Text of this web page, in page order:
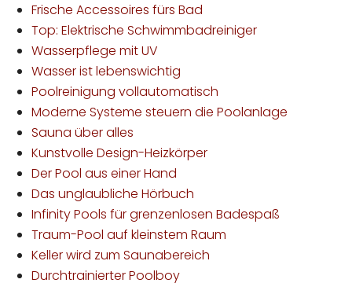
Frische Accessoires fürs Bad
Top: Elektrische Schwimmbadreiniger
Wasserpflege mit UV
Wasser ist lebenswichtig
Poolreinigung vollautomatisch
Moderne Systeme steuern die Poolanlage
Sauna über alles
Kunstvolle Design-Heizkörper
Der Pool aus einer Hand
Das unglaubliche Hörbuch
Infinity Pools für grenzenlosen Badespaß
Traum-Pool auf kleinstem Raum
Keller wird zum Saunabereich
Durchtrainierter Poolboy